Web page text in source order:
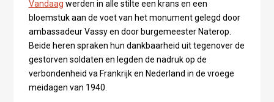
Vandaag werden in alle stilte een krans en een
bloemstuk aan de voet van het monument gelegd door
ambassadeur Vassy en door burgemeester Naterop.
Beide heren spraken hun dankbaarheid uit tegenover de
gestorven soldaten en legden de nadruk op de
verbondenheid va Frankrijk en Nederland in de vroege
meidagen van 1940.